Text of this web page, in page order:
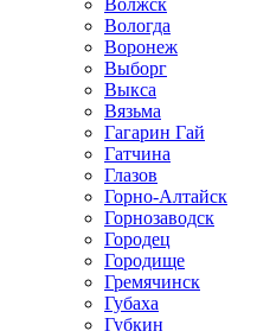
Волжск
Вологда
Воронеж
Выборг
Выкса
Вязьма
Гагарин Гай
Гатчина
Глазов
Горно-Алтайск
Горнозаводск
Городец
Городище
Гремячинск
Губаха
Губкин